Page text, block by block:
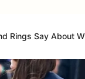
nuansa
Rings Say About